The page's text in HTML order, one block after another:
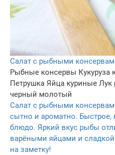
Салат с рыбными
Рыбные консервы Кукуруза
Петрушка Яйца куриные Лук
черный молотый
Салат с рыбными
сытно и ароматно. Быстрое,
блюдо. Яркий вкус рыбы
варёными яйцами и сладкой
на заметку!